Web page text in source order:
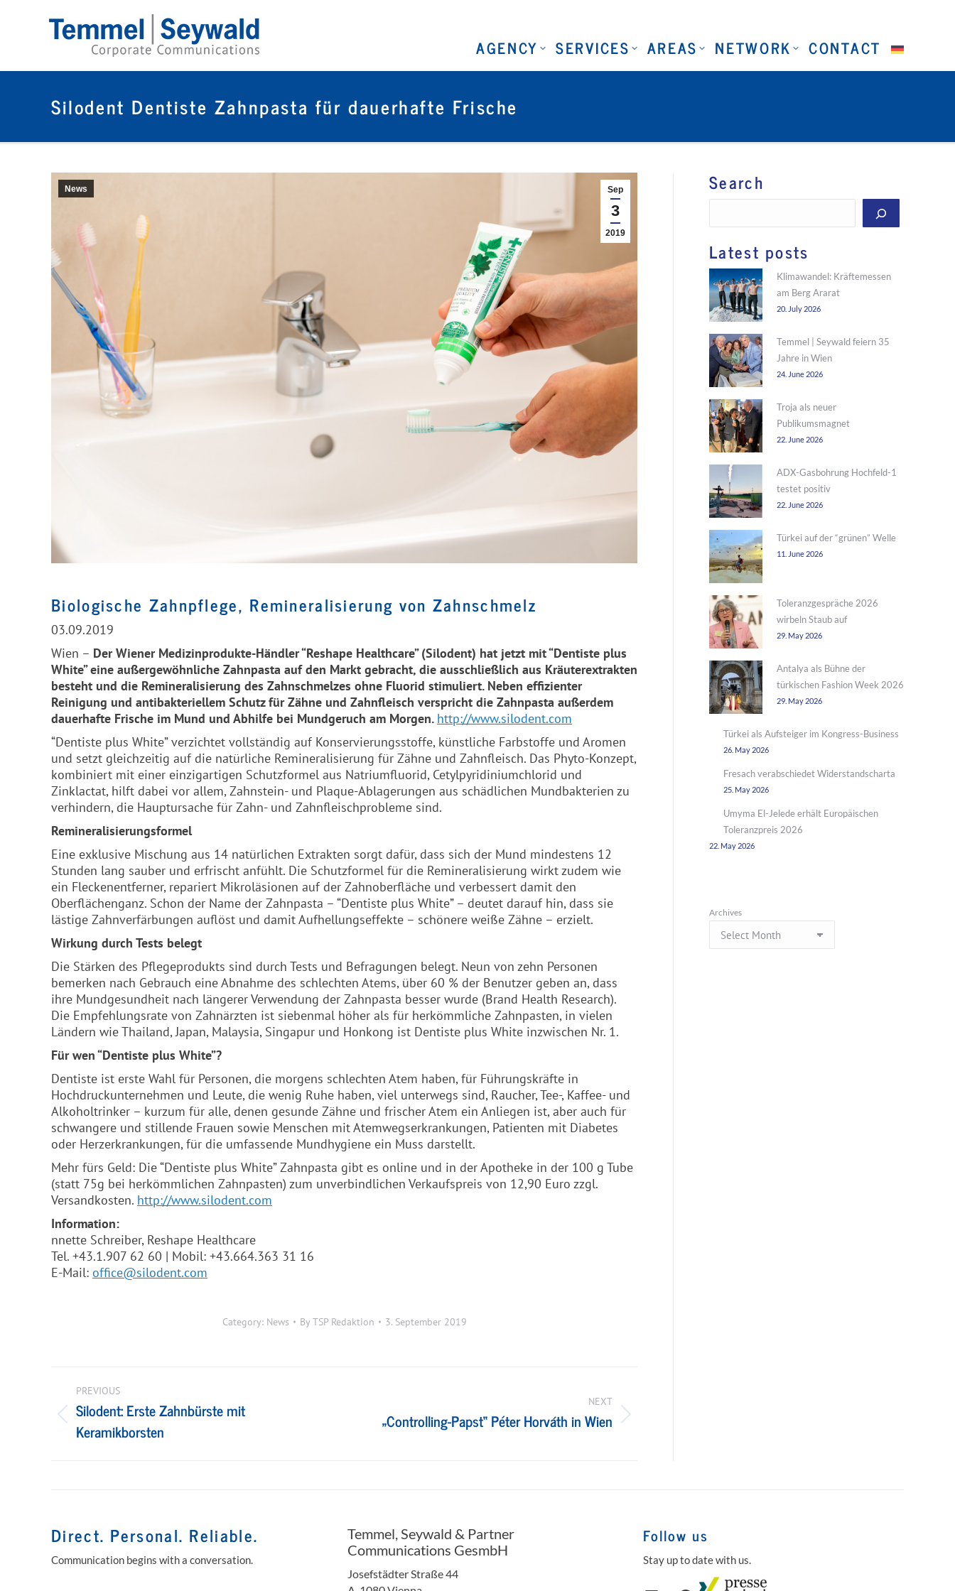
AGENCY SERVICES AREAS NETWORK CONTACT
Silodent Dentiste Zahnpasta für dauerhafte Frische
Sep
3
2019
News
Biologische Zahnpflege, Remineralisierung von Zahnschmelz
03.09.2019
Wien – Der Wiener Medizinprodukte-Händler “Reshape Healthcare” (Silodent) hat jetzt mit “Dentiste plus
White” eine außergewöhnliche Zahnpasta auf den Markt gebracht, die ausschließlich aus Kräuterextrakten
besteht und die Remineralisierung des Zahnschmelzes ohne Fluorid stimuliert. Neben effizienter
Reinigung und antibakteriellem Schutz für Zähne und Zahnfleisch verspricht die Zahnpasta außerdem
dauerhafte Frische im Mund und Abhilfe bei Mundgeruch am Morgen. http://www.silodent.com
“Dentiste plus White” verzichtet vollständig auf Konservierungsstoffe, künstliche Farbstoffe und Aromen
und setzt gleichzeitig auf die natürliche Remineralisierung für Zähne und Zahnfleisch. Das Phyto-Konzept,
kombiniert mit einer einzigartigen Schutzformel aus Natriumfluorid, Cetylpyridiniumchlorid und
Zinklactat, hilft dabei vor allem, Zahnstein- und Plaque-Ablagerungen aus schädlichen Mundbakterien zu
verhindern, die Hauptursache für Zahn- und Zahnfleischprobleme sind.
Remineralisierungsformel
Eine exklusive Mischung aus 14 natürlichen Extrakten sorgt dafür, dass sich der Mund mindestens 12
Stunden lang sauber und erfrischt anfühlt. Die Schutzformel für die Remineralisierung wirkt zudem wie
ein Fleckenentferner, repariert Mikroläsionen auf der Zahnoberfläche und verbessert damit den
Oberflächenganz. Schon der Name der Zahnpasta – “Dentiste plus White” – deutet darauf hin, dass sie
lästige Zahnverfärbungen auflöst und damit Aufhellungseffekte – schönere weiße Zähne – erzielt.
Wirkung durch Tests belegt
Die Stärken des Pflegeprodukts sind durch Tests und Befragungen belegt. Neun von zehn Personen
bemerken nach Gebrauch eine Abnahme des schlechten Atems, über 60 % der Benutzer geben an, dass
ihre Mundgesundheit nach längerer Verwendung der Zahnpasta besser wurde (Brand Health Research).
Die Empfehlungsrate von Zahnärzten ist siebenmal höher als für herkömmliche Zahnpasten, in vielen
Ländern wie Thailand, Japan, Malaysia, Singapur und Honkong ist Dentiste plus White inzwischen Nr. 1.
Für wen “Dentiste plus White”?
Dentiste ist erste Wahl für Personen, die morgens schlechten Atem haben, für Führungskräfte in
Hochdruckunternehmen und Leute, die wenig Ruhe haben, viel unterwegs sind, Raucher, Tee-, Kaffee- und
Alkoholtrinker – kurzum für alle, denen gesunde Zähne und frischer Atem ein Anliegen ist, aber auch für
schwangere und stillende Frauen sowie Menschen mit Atemwegserkrankungen, Patienten mit Diabetes
oder Herzerkrankungen, für die umfassende Mundhygiene ein Muss darstellt.
Mehr fürs Geld: Die “Dentiste plus White” Zahnpasta gibt es online und in der Apotheke in der 100 g Tube
(statt 75g bei herkömmlichen Zahnpasten) zum unverbindlichen Verkaufspreis von 12,90 Euro zzgl.
Versandkosten. http://www.silodent.com
Information:
nnette Schreiber, Reshape Healthcare
Tel. +43.1.907 62 60 | Mobil: +43.664.363 31 16
E-Mail: office@silodent.com
Category: News By TSP Redaktion 3. September 2019
navigation
PREVIOUS
Previous
post:
Silodent: Erste Zahnbürste mit
Keramikborsten
NEXT
Next„Controlling-Papst“ Péter Horváth in Wien
Search
Latest posts
Klimawandel: Kräftemessen
am Berg Ararat
20. July 2026
Temmel | Seywald feiern 35
Jahre in Wien
24. June 2026
Troja als neuer
Publikumsmagnet
22. June 2026
ADX-Gasbohrung Hochfeld-1
testet positiv
22. June 2026
Türkei auf der “grünen” Welle
11. June 2026
Toleranzgespräche 2026
wirbeln Staub auf
29. May 2026
Antalya als Bühne der
türkischen Fashion Week 2026
29. May 2026
Türkei als Aufsteiger im Kongress-Business
26. May 2026
Fresach verabschiedet Widerstandscharta
25. May 2026
Umyma El-Jelede erhält Europäischen
Toleranzpreis 2026
22. May 2026
Archives
Direct. Personal. Reliable.
Communication begins with a conversation.
Temmel, Seywald & Partner
Communications GesmbH
Josefstädter Straße 44
Follow us
Stay up to date with us.